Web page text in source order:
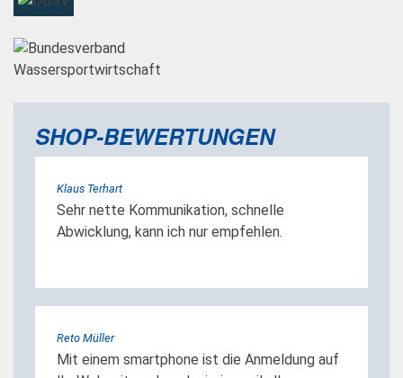
SHOP-BEWERTUNGEN
Klaus Terhart
Sehr nette Kommunikation, schnelle
Abwicklung, kann ich nur empfehlen.
Reto Müller
Mit einem smartphone ist die Anmeldung auf